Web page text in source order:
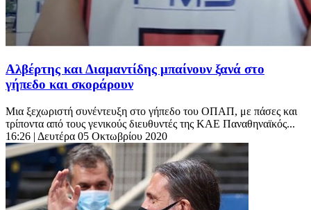
Αλβέρτης και Διαμαντίδης μπαίνουν ξανά στο
γήπεδο και σκοράρουν
Μια ξεχωριστή συνέντευξη στο γήπεδο του ΟΠΑΠ, με πάσες και
τρίποντα από τους γενικούς διευθυντές της ΚΑΕ Παναθηναϊκός...
16:26 | Δευτέρα 05 Οκτωβρίου 2020